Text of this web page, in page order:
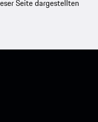
Seite dargestellten